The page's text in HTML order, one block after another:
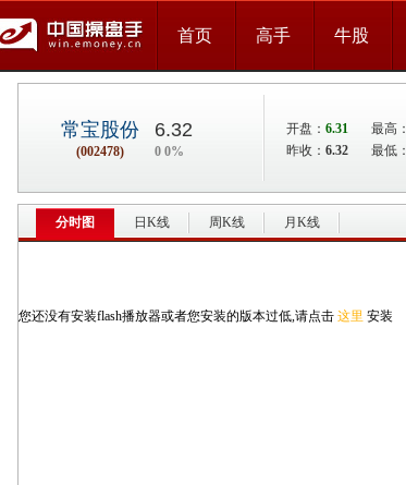
首页 高手 牛股
常宝股份
(002478)
6.32
0 0%
开盘： 6.31 最高：
昨收： 6.32 最低：
分时图 日K线 周K线 月K线
您还没有安装flash播放器或者您安装的版本过低,请点击 这里 安装